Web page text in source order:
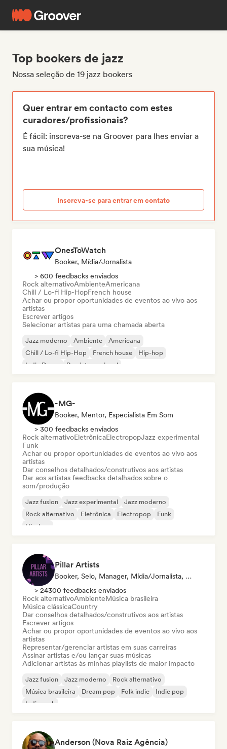
Top bookers de jazz
Nossa seleção de 19 jazz bookers
Quer entrar em contacto com estes
curadores/profissionais?
É fácil: inscreva-se na Groover para lhes enviar a
sua música!
Inscreva-se para entrar em contato
OnesToWatch
Booker, Mídia/Jornalista
> 600 feedbacks enviados
Rock alternativoAmbienteAmericana
Chill / Lo-fi Hip-HopFrench house
Achar ou propor oportunidades de eventos ao vivo aos
artistas
Escrever artigos
Selecionar artistas para uma chamada aberta
Jazz moderno Ambiente
Americana
Chill / Lo-fi Hip-Hop
French house
Hip-hop
Indie Dance
Rap internacional
-MG-
Booker, Mentor, Especialista Em Som
> 300 feedbacks enviados
Rock alternativoEletrônicaElectropopJazz experimental
Funk
Achar ou propor oportunidades de eventos ao vivo aos
artistas
Dar conselhos detalhados/construtivos aos artistas
Dar aos artistas feedbacks detalhados sobre o
som/produção
Jazz fusion Jazz experimental
Jazz moderno
Rock alternativo
Eletrônica Electropop
Funk
Hip-hop
Pillar Artists
Booker, Selo, Manager, Mídia/Jornalista, Mentor, Playlist
> 24300 feedbacks enviados
Rock alternativoAmbienteMúsica brasileira
Música clássicaCountry
Dar conselhos detalhados/construtivos aos artistas
Escrever artigos
Achar ou propor oportunidades de eventos ao vivo aos
artistas
Representar/gerenciar artistas em suas carreiras
Assinar artistas e/ou lançar suas músicas
Adicionar artistas às minhas playlists de maior impacto
Jazz fusion Jazz moderno
Rock alternativo
Música brasileira
Dream pop Folk indie
Indie pop
Indie rock
Anderson (Nova Raiz Agência)